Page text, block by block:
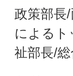
政策部長
によるト
祉部長/